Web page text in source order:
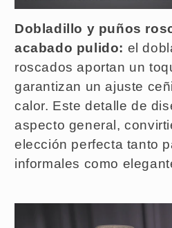
Dobladillo y puños
acabado pulido: el
roscados aportan un
garantizan un ajuste
calor. Este detalle de
aspecto general,
elección perfecta tanto
informales como